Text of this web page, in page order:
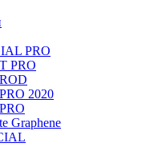
PRO
PRO
2020
Graphene